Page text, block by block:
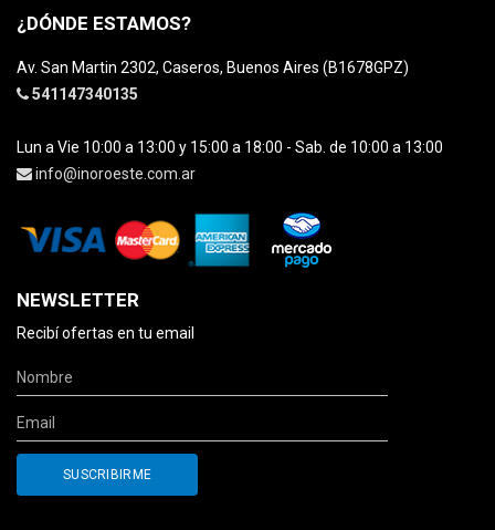
¿DÓNDE ESTAMOS?
Av. San Martin 2302, Caseros, Buenos Aires (B1678GPZ)
541147340135
Lun a Vie 10:00 a 13:00 y 15:00 a 18:00 - Sab. de 10:00 a 13:00
info@inoroeste.com.ar
NEWSLETTER
Recibí ofertas en tu email